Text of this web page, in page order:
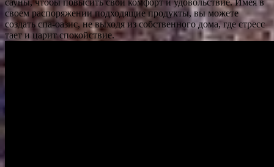
сауны, чтобы повысить свой комфорт и удовольствие. Имея в
своем распоряжении подходящие продукты, вы можете
создать спа-оазис, не выходя из собственного дома, где стресс
тает и царит спокойствие.